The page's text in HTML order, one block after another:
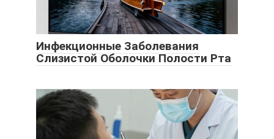
Инфекционные Заболевания
Слизистой Оболочки Полости Рта